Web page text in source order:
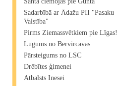
Sadarbībā ar Ādažu PII "Pasaku
Valstība"
Pirms Ziemassvētkiem pie Līgas!
Lūgums no Bērvircavas
Pārsteigums no LSC
Drēbītes ģimenei
Atbalsts Inesei